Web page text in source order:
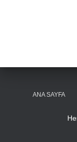
ANA SAYFA